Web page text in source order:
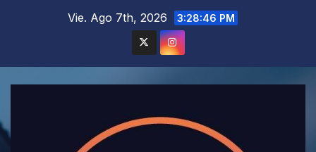
Vie. Ago 7th, 2026 3:28:47 PM